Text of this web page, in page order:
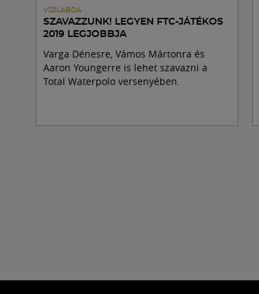
VÍZILABDA
SZAVAZZUNK! LEGYEN FTC-JÁTÉKOS
2019 LEGJOBBJA
Varga Dénesre, Vámos Mártonra és
Aaron Youngerre is lehet szavazni a
Total Waterpolo versenyében.